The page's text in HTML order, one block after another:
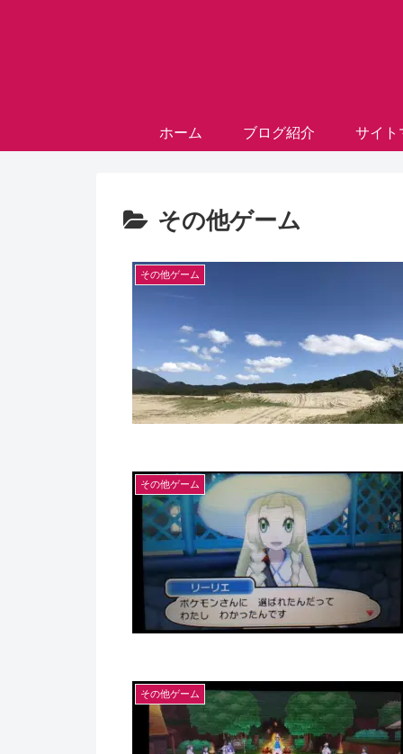
ホーム ブログ紹介 サイト
その他ゲーム
その他ゲーム
その他ゲーム
その他ゲーム